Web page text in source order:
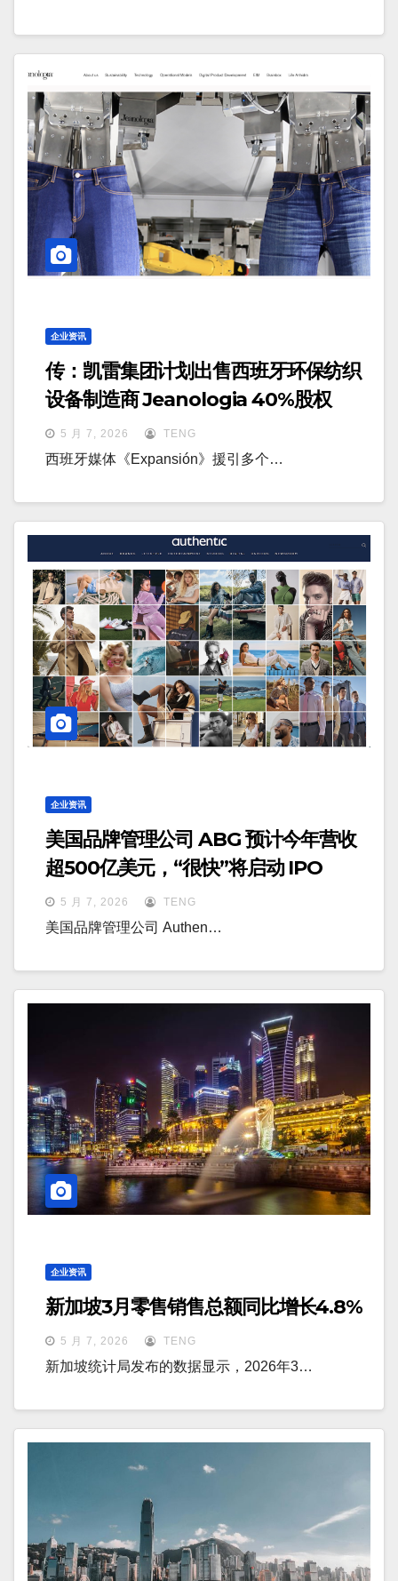
企业资讯
传：凯雷集团计划出售西班牙环保纺织
设备制造商 Jeanologia 40%股权
5 月 7, 2026 TENG
西班牙媒体《Expansión》援引多个…
企业资讯
美国品牌管理公司 ABG 预计今年营收
超500亿美元，“很快”将启动 IPO
5 月 7, 2026 TENG
美国品牌管理公司 Authen…
企业资讯
新加坡3月零售销售总额同比增长4.8%
5 月 7, 2026 TENG
新加坡统计局发布的数据显示，2026年3…